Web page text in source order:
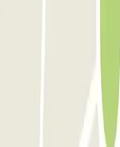
- Découvert
de Marseille
Aéroport Marseille